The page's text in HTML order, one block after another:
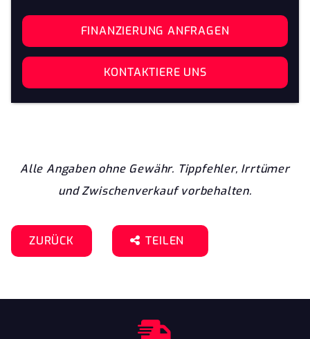
FINANZIERUNG ANFRAGEN
KONTAKTIERE UNS
Alle Angaben ohne Gewähr. Tippfehler, Irrtümer
und Zwischenverkauf vorbehalten.
ZURÜCK TEILEN